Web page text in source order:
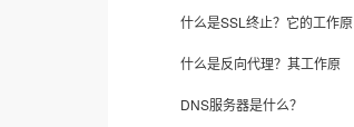
什么是SSL终止？它的工作原
什么是反向代理？其工作原
DNS服务器是什么？